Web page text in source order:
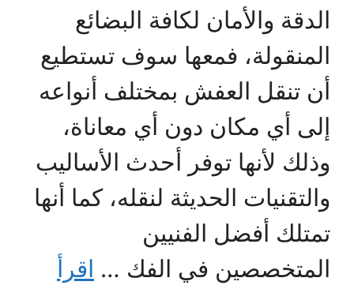
الدقة والأمان لكافة البضائع
المنقولة، فمعها سوف تستطيع
أن تنقل العفش بمختلف أنواعه
إلى أي مكان دون أي معاناة،
وذلك لأنها توفر أحدث الأساليب
والتقنيات الحديثة لنقله، كما أنها
تمتلك أفضل الفنيين
المتخصصين في الفك … اقرأ